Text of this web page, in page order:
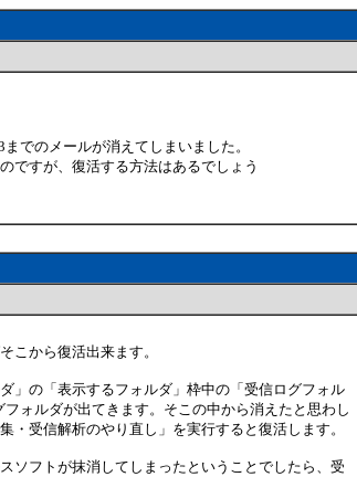
でのメールが消えてしまいました。
ですが、復活する方法はあるでしょう
こから復活出来ます。
」の「表示するフォルダ」枠中の「受信ログフォル
ォルダが出てきます。そこの中から消えたと思わし
・受信解析のやり直し」を実行すると復活します。
ソフトが抹消してしまったということでしたら、受